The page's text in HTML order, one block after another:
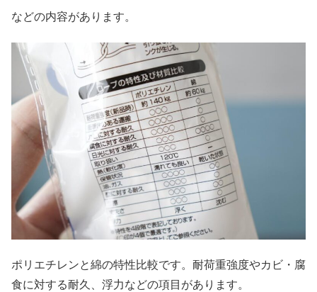
などの内容があります。
ポリエチレンと綿の特性比較です。耐荷重強度やカビ・腐
食に対する耐久、浮力などの項目があります。